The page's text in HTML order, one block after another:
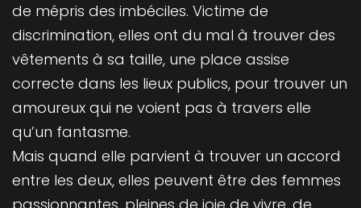
de mépris des imbéciles. Victime de
discrimination, elles ont du mal à trouver des
vêtements à sa taille, une place assise
correcte dans les lieux publics, pour trouver un
amoureux qui ne voient pas à travers elle
qu’un fantasme.
Mais quand elle parvient à trouver un accord
entre les deux, elles peuvent être des femmes